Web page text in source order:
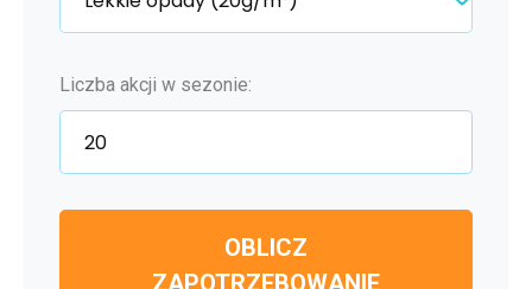
Liczba akcji w sezonie:
OBLICZ
ZAPOTRZEBOWANIE